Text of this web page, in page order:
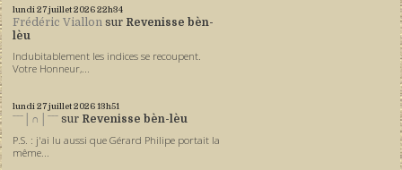
lundi 27juillet 202622h34
Frédéric Viallon sur Revenisse bèn-
lèu
Indubitablement les indices se recoupent.
Votre Honneur,...
lundi 27juillet 202613h51
ˉˉˉ│∩│ˉˉˉ sur Revenisse bèn-lèu
P.S. : j'ai lu aussi que Gérard Philipe portait la
même...